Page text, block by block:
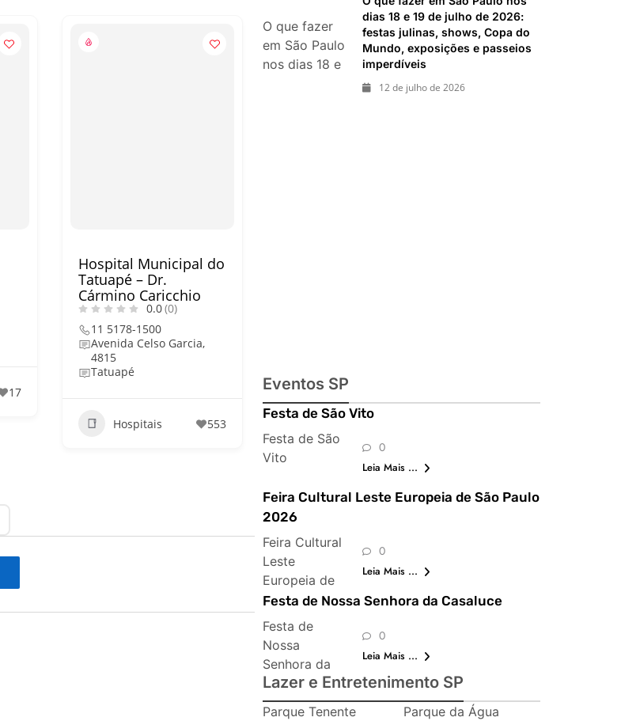
17
Hospital Municipal do
Tatuapé – Dr.
Cármino Caricchio
0.0(0)
11 5178-1500
Avenida Celso Garcia,
4815
Tatuapé
Hospitais 553
exposições e
passeios
imperdíveis
O que fazer
em São Paulo
nos dias 18 e
dias 18 e 19 de julho de 2026:
festas julinas, shows, Copa do
Mundo, exposições e passeios
imperdíveis
12 de julho de 2026
Eventos SP
Festa de São Vito
Festa de São
Vito
0
Leia Mais ...
Feira Cultural Leste Europeia de São Paulo
2026
Feira Cultural
Leste
Europeia de
São Paulo
0
Leia Mais ...
Festa de Nossa Senhora da Casaluce
Festa de
Nossa
Senhora da
Casaluce
0
Leia Mais ...
Lazer e Entretenimento SP
Parque Tenente
Parque da Água